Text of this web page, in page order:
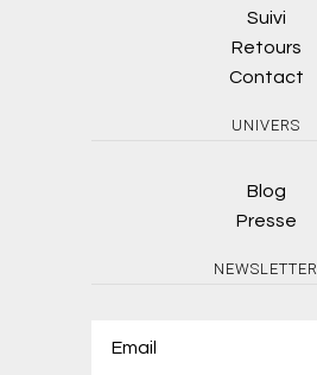
Suivi
Retours
Contact
UNIVERS
Blog
Presse
NEWSLETTER